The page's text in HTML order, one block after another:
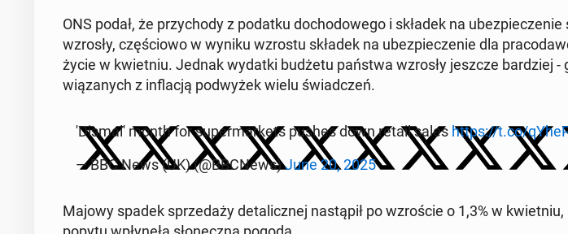
ONS podał, że przy­cho­dy z podatku do­cho­do­we­go i składek na ubez­pie­cze­nie
wzrosły, czę­ścio­wo w wyniku wzrostu składek na ubez­pie­cze­nie dla
życie w kwiet­niu. Jednak wydatki budżetu państwa wzrosły jeszcze bar­dziej -
wią­za­nych z in­fla­cją pod­wy­żek wielu świad­czeń.
'Di­sma­l' month for su­per­mar­kets pushes down retail sales https://t.co/
— BBC News (UK) (@BBCNews)June 20, 2025
Majowy spadek sprze­da­ży de­ta­licz­nej na­stą­pił po wzro­ście o 1,3% w